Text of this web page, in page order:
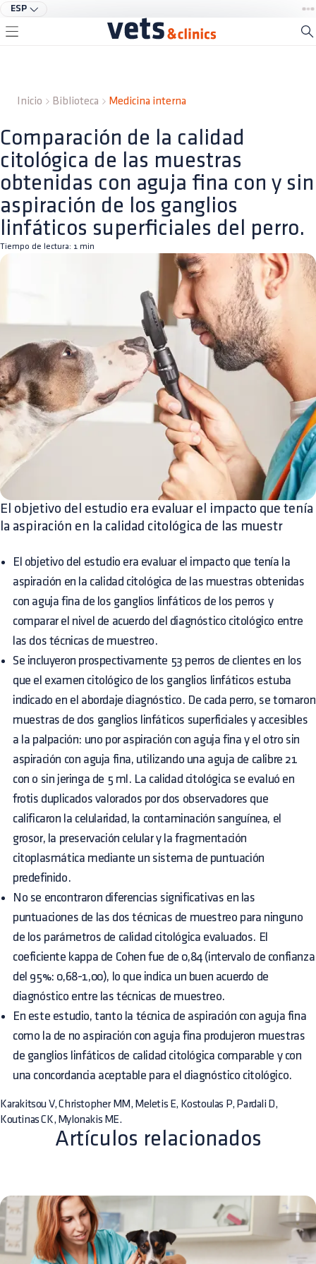
ESP
Inicio Biblioteca Medicina interna
Comparación de la calidad
citológica de las muestras
obtenidas con aguja fina con y sin
aspiración de los ganglios
linfáticos superficiales del perro.
Tiempo de lectura: 1 min
El objetivo del estudio era evaluar el impacto que tenía
la aspiración en la calidad citológica de las muestr
El objetivo del estudio era evaluar el impacto que tenía la
aspiración en la calidad citológica de las muestras obtenidas
con aguja fina de los ganglios linfáticos de los perros y
comparar el nivel de acuerdo del diagnóstico citológico entre
las dos técnicas de muestreo.
Se incluyeron prospectivamente 53 perros de clientes en los
que el examen citológico de los ganglios linfáticos estuba
indicado en el abordaje diagnóstico. De cada perro, se tomaron
muestras de dos ganglios linfáticos superficiales y accesibles
a la palpación: uno por aspiración con aguja fina y el otro sin
aspiración con aguja fina, utilizando una aguja de calibre 21
con o sin jeringa de 5 ml. La calidad citológica se evaluó en
frotis duplicados valorados por dos observadores que
calificaron la celularidad, la contaminación sanguínea, el
grosor, la preservación celular y la fragmentación
citoplasmática mediante un sistema de puntuación
predefinido.
No se encontraron diferencias significativas en las
puntuaciones de las dos técnicas de muestreo para ninguno
de los parámetros de calidad citológica evaluados. El
coeficiente kappa de Cohen fue de 0,84 (intervalo de confianza
del 95%: 0,68-1,00), lo que indica un buen acuerdo de
diagnóstico entre las técnicas de muestreo.
En este estudio, tanto la técnica de aspiración con aguja fina
como la de no aspiración con aguja fina produjeron muestras
de ganglios linfáticos de calidad citológica comparable y con
una concordancia aceptable para el diagnóstico citológico.
Karakitsou V, Christopher MM, Meletis E, Kostoulas P, Pardali D,
Koutinas CK, Mylonakis ME.
Artículos relacionados